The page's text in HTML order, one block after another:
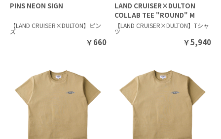
PINS NEON SIGN
【LAND CRUISER×DULTON】ピン
ズ
￥660
LAND CRUISER×DULTON
COLLAB TEE "ROUND" M
BEIGE
【LAND CRUISER×DULTON】Tシャ
ツ
￥5,940